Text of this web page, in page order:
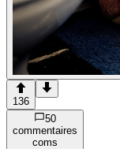
136
50
commentaires
coms